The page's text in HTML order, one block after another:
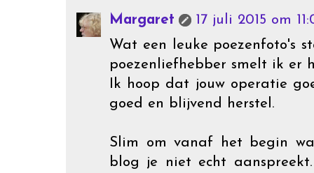
Margaret
17 juli 2015 om
Wat een leuke poezenfoto's
poezenliefhebber smelt ik er
Ik hoop dat jouw operatie
goed en blijvend herstel.
Slim om vanaf het begin
blog je niet echt